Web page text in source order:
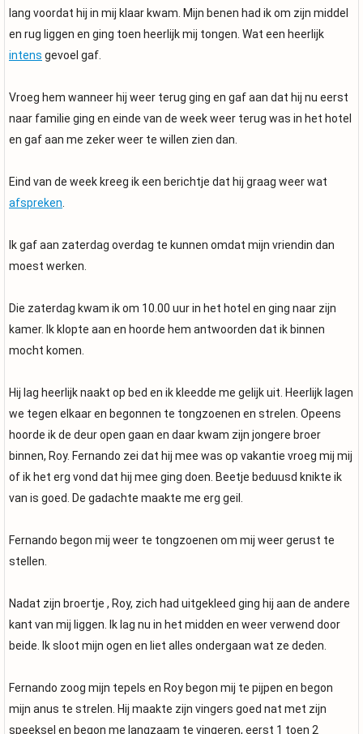
lang voordat hij in mij klaar kwam. Mijn benen had ik om zijn middel
en rug liggen en ging toen heerlijk mij tongen. Wat een heerlijk
intens gevoel gaf.
Vroeg hem wanneer hij weer terug ging en gaf aan dat hij nu eerst
naar familie ging en einde van de week weer terug was in het hotel
en gaf aan me zeker weer te willen zien dan.
Eind van de week kreeg ik een berichtje dat hij graag weer wat
afspreken
Ik gaf aan zaterdag overdag te kunnen omdat mijn vriendin dan
moest werken.
Die zaterdag kwam ik om 10.00 uur in het hotel en ging naar zijn
kamer. Ik klopte aan en hoorde hem antwoorden dat ik binnen
mocht komen.
Hij lag heerlijk naakt op bed en ik kleedde me gelijk uit. Heerlijk lagen
we tegen elkaar en begonnen te tongzoenen en strelen. Opeens
hoorde ik de deur open gaan en daar kwam zijn jongere broer
binnen, Roy. Fernando zei dat hij mee was op vakantie vroeg mij mij
of ik het erg vond dat hij mee ging doen. Beetje beduusd knikte ik
van is goed. De gadachte maakte me erg geil.
Fernando begon mij weer te tongzoenen om mij weer gerust te
stellen.
Nadat zijn broertje , Roy, zich had uitgekleed ging hij aan de andere
kant van mij liggen. Ik lag nu in het midden en weer verwend door
beide. Ik sloot mijn ogen en liet alles ondergaan wat ze deden.
Fernando zoog mijn tepels en Roy begon mij te pijpen en begon
mijn anus te strelen. Hij maakte zijn vingers goed nat met zijn
speeksel en begon me langzaam te vingeren, eerst 1 toen 2